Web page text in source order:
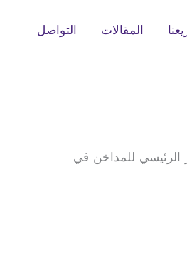
المقالات التواصل
الرئيسي للمداخن في